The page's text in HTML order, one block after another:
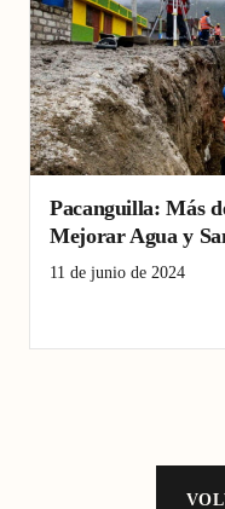
Pacanguilla: Más
Mejorar Agua y
11 de junio de 2024